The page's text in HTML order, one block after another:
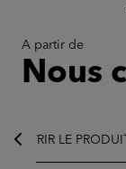
A partir de
Nous
LE PRODUIT